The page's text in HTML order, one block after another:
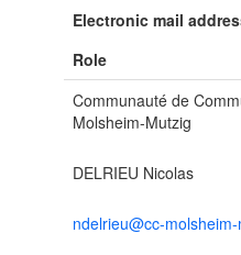
Electronic mail
Role
Communauté de
Molsheim-Mutzig
DELRIEU Nicolas
ndelrieu@cc-